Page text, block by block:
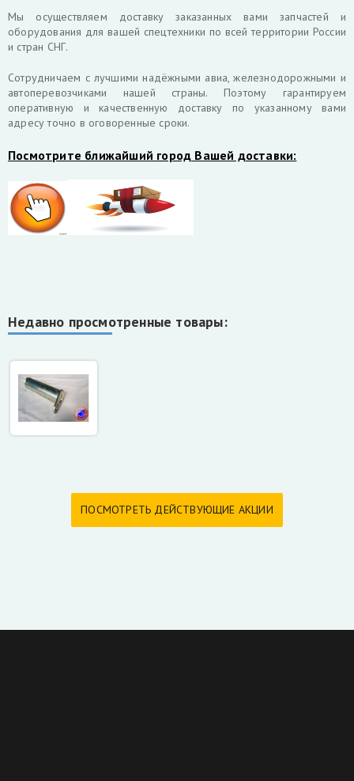
Мы осуществляем доставку заказанных вами запчастей и
оборудования для вашей спецтехники по всей территории России
и стран СНГ.
Cотрудничаем с лучшими надёжными авиа, железнодорожными и
автоперевозчиками нашей страны. Поэтому гарантируем
оперативную и качественную доставку по указанному вами
адресу точно в оговоренные сроки.
Посмотрите ближайший город Вашей доставки:
Недавно просмотренные товары:
ПОСМОТРЕТЬ ДЕЙСТВУЮЩИЕ АКЦИИ